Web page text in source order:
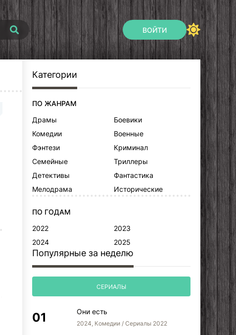
ВОЙТИ
Категории
ПО ЖАНРАМ
Драмы
Боевики
Комедии
Военные
Фэнтези
Криминал
Семейные
Триллеры
Детективы
Фантастика
Мелодрама
Исторические
ПО ГОДАМ
2022
2023
2024
2025
Популярные за неделю
СЕРИАЛЫ
Они есть
2024, Комедии / Сериалы 2022